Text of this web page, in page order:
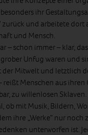
ihr
zurück und arbeitete
und Mensch.
– schon immer – klar,
Unfug waren und
Mitwelt und letztlich
reißt Menschen aus
zu willenlosen
ob mit Musik, Bildern,
ihre „Werke“ nur
unterworfen ist.